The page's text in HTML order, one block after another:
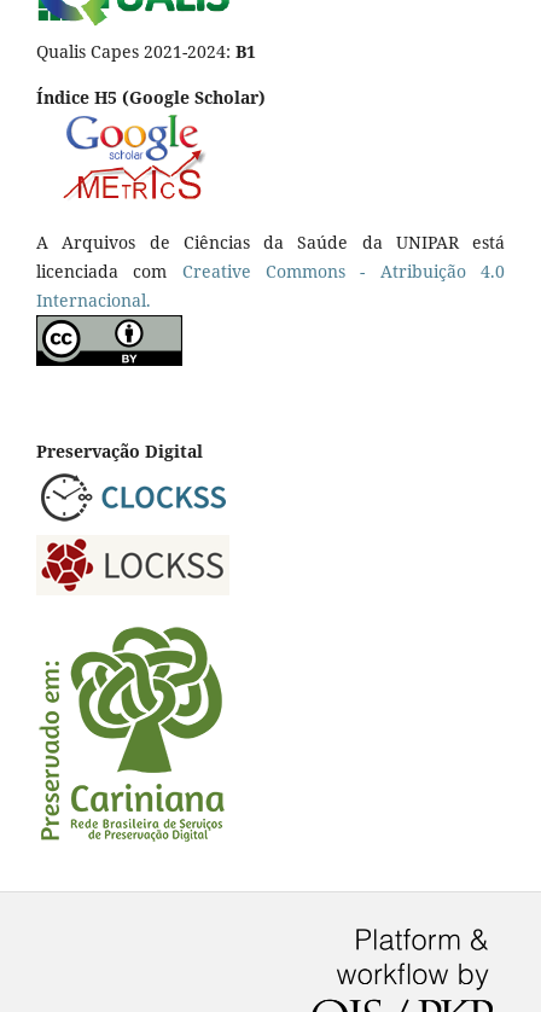
Qualis Capes 2021-2024: B1
Índice H5 (Google Scholar)
A Arquivos de Ciências da Saúde da UNIPAR está
licenciada com Creative Commons - Atribuição 4.0
Internacional.
Preservação Digital